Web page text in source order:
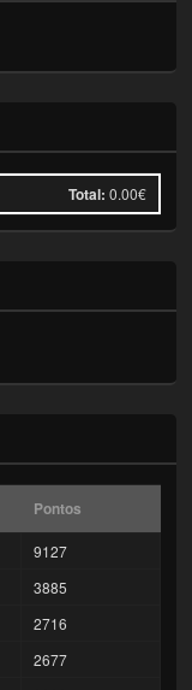
Total: 0.00€
Pontos
9127
3885
2716
2677